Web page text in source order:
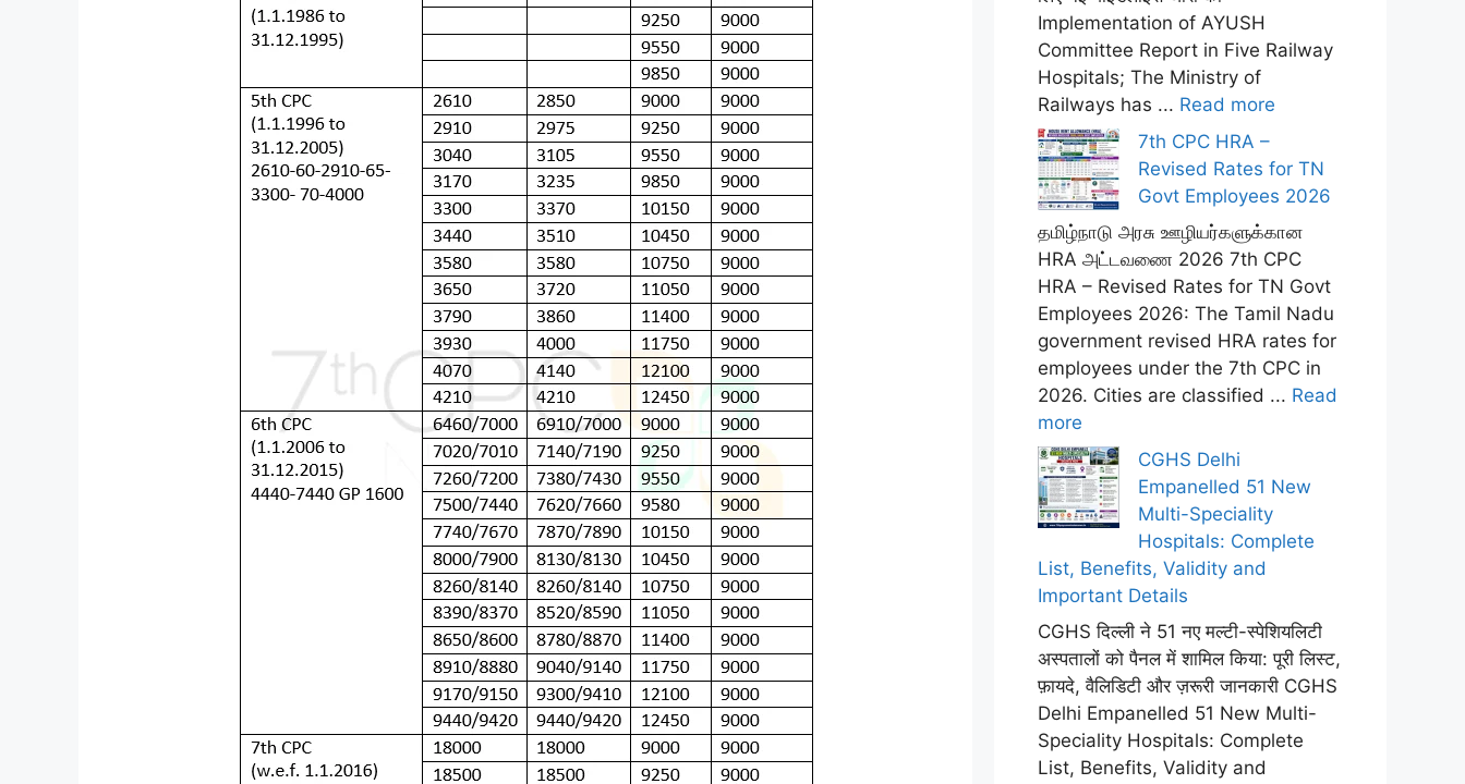
Implementation of AYUSH
Committee Report in Five Railway
Hospitals; The Ministry of
Railways has ... Read more
7th CPC HRA –
Revised Rates for TN
Govt Employees 2026
தமிழ்நாடு அரசு ஊழியர்களுக்கான
HRA அட்டவணை 2026 7th CPC
HRA – Revised Rates for TN Govt
Employees 2026: The Tamil Nadu
government revised HRA rates for
employees under the 7th CPC in
2026. Cities are classified ... Read
more
CGHS Delhi
Empanelled 51 New
Multi-Speciality
Hospitals: Complete
List, Benefits, Validity and
Important Details
CGHS दिल्ली ने 51 नए मल्टी-स्पेशियलिटी
अस्पतालों को पैनल में शामिल किया: पूरी लिस्ट,
फ़ायदे, वैलिडिटी और ज़रूरी जानकारी CGHS
Delhi Empanelled 51 New Multi-
Speciality Hospitals: Complete
List, Benefits, Validity and